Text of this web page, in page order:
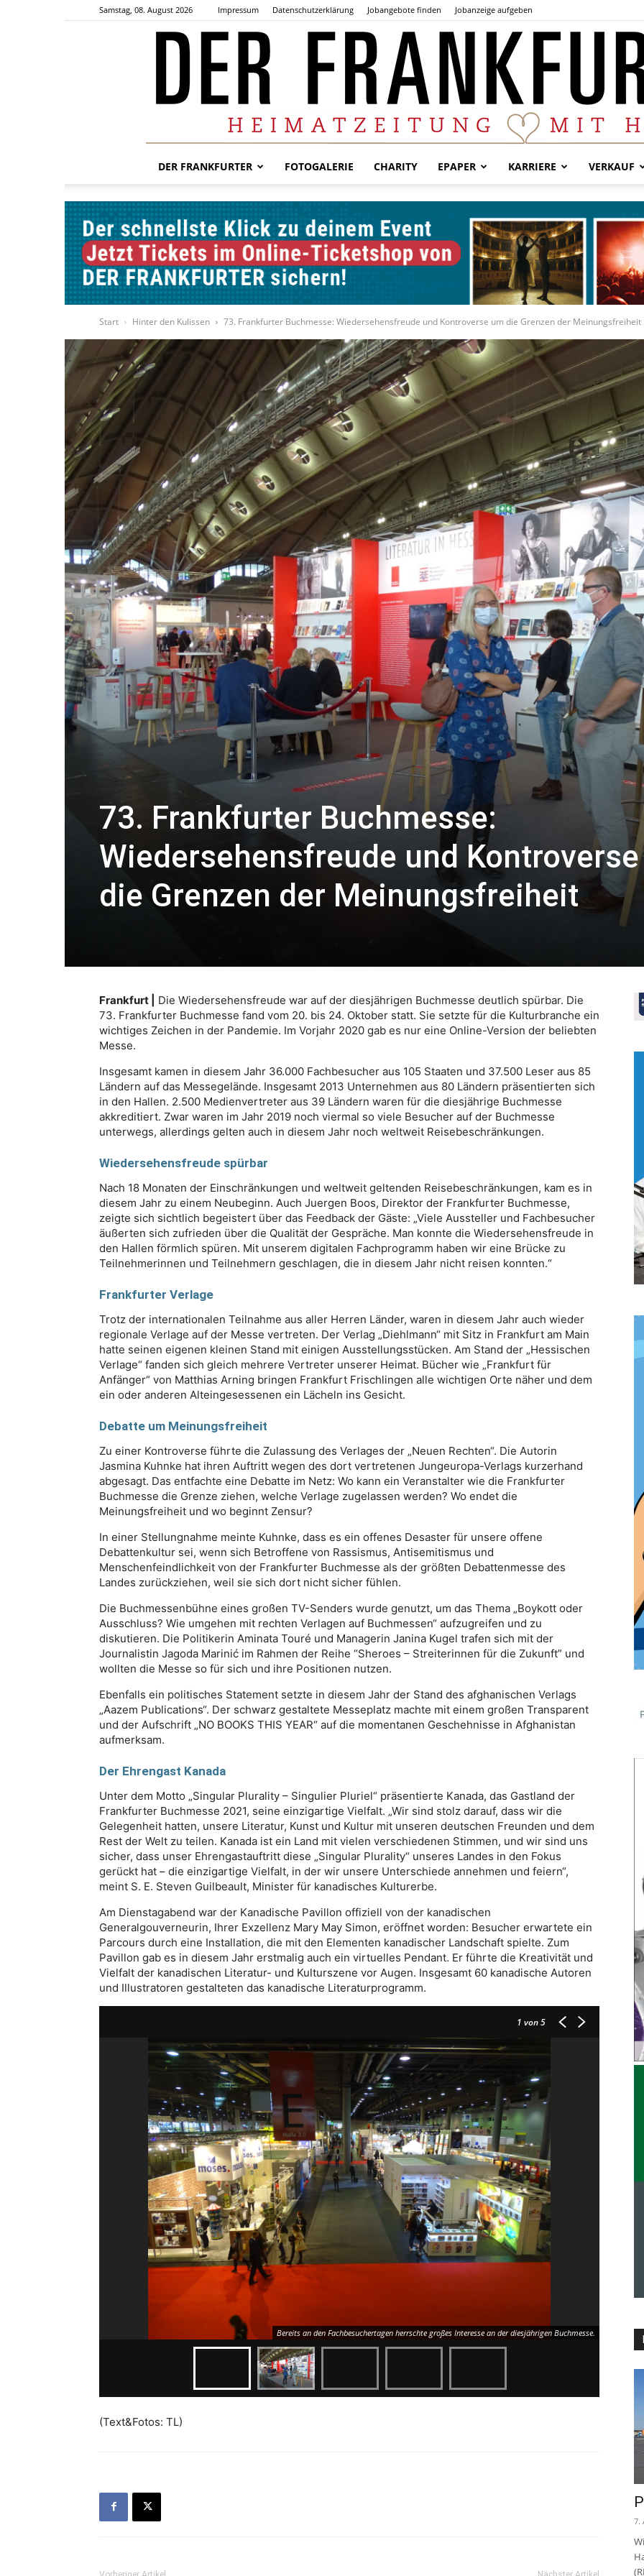
Samstag, 08. August 2026 Impressum Datenschutzerklärung Jobangebote finden Jobanzeige aufgeben
Frankfurter
DER FRANKFURTER FOTOGALERIE CHARITY EPAPER KARRIERE VERKAUF
Start Hinter den Kulissen 73. Frankfurter Buchmesse: Wiedersehensfreude und Kontroverse um die Grenzen der Meinungsfreiheit
73. Frankfurter Buchmesse:
Wiedersehensfreude und
die Grenzen der Meinungsfreiheit
Frankfurt |
Die Wiedersehensfreude war auf der diesjährigen Buchmesse deutlich spürbar. Die
73. Frankfurter Buchmesse fand vom 20. bis 24. Oktober statt. Sie setzte für die Kulturbranche ein
wichtiges Zeichen in der Pandemie. Im Vorjahr 2020 gab es nur eine Online-Version der beliebten
Messe.
Insgesamt kamen in diesem Jahr 36.000 Fachbesucher aus 105 Staaten und 37.500 Leser aus 85
Ländern auf das Messegelände. Insgesamt 2013 Unternehmen aus 80 Ländern präsentierten sich
in den Hallen. 2.500 Medienvertreter aus 39 Ländern waren für die diesjährige Buchmesse
akkreditiert. Zwar waren im Jahr 2019 noch viermal so viele Besucher auf der Buchmesse
unterwegs, allerdings gelten auch in diesem Jahr noch weltweit Reisebeschränkungen.
Wiedersehensfreude spürbar
Nach 18 Monaten der Einschränkungen und weltweit geltenden Reisebeschränkungen, kam es in
diesem Jahr zu einem Neubeginn. Auch Juergen Boos, Direktor der Frankfurter Buchmesse,
zeigte sich sichtlich begeistert über das Feedback der Gäste: „Viele Aussteller und Fachbesucher
äußerten sich zufrieden über die Qualität der Gespräche. Man konnte die Wiedersehensfreude in
den Hallen förmlich spüren. Mit unserem digitalen Fachprogramm haben wir eine Brücke zu
Teilnehmerinnen und Teilnehmern geschlagen, die in diesem Jahr nicht reisen konnten.“
Frankfurter Verlage
Trotz der internationalen Teilnahme aus aller Herren Länder, waren in diesem Jahr auch wieder
regionale Verlage auf der Messe vertreten. Der Verlag „Diehlmann“ mit Sitz in Frankfurt am Main
hatte seinen eigenen kleinen Stand mit einigen Ausstellungsstücken. Am Stand der „Hessischen
Verlage“ fanden sich gleich mehrere Vertreter unserer Heimat. Bücher wie „Frankfurt für
Anfänger“ von Matthias Arning bringen Frankfurt Frischlingen alle wichtigen Orte näher und dem
ein oder anderen Alteingesessenen ein Lächeln ins Gesicht.
Debatte um Meinungsfreiheit
Zu einer Kontroverse führte die Zulassung des Verlages der „Neuen Rechten“. Die Autorin
Jasmina Kuhnke hat ihren Auftritt wegen des dort vertretenen Jungeuropa-Verlags kurzerhand
abgesagt. Das entfachte eine Debatte im Netz: Wo kann ein Veranstalter wie die Frankfurter
Buchmesse die Grenze ziehen, welche Verlage zugelassen werden? Wo endet die
Meinungsfreiheit und wo beginnt Zensur?
In einer Stellungnahme meinte Kuhnke, dass es ein offenes Desaster für unsere offene
Debattenkultur sei, wenn sich Betroffene von Rassismus, Antisemitismus und
Menschenfeindlichkeit von der Frankfurter Buchmesse als der größten Debattenmesse des
Landes zurückziehen, weil sie sich dort nicht sicher fühlen.
Die Buchmessenbühne eines großen TV-Senders wurde genutzt, um das Thema „Boykott oder
Ausschluss? Wie umgehen mit rechten Verlagen auf Buchmessen“ aufzugreifen und zu
diskutieren. Die Politikerin Aminata Touré und Managerin Janina Kugel trafen sich mit der
Journalistin Jagoda Marinić im Rahmen der Reihe “Sheroes – Streiterinnen für die Zukunft” und
wollten die Messe so für sich und ihre Positionen nutzen.
Ebenfalls ein politisches Statement setzte in diesem Jahr der Stand des afghanischen Verlags
„Aazem Publications“. Der schwarz gestaltete Messeplatz machte mit einem großen Transparent
und der Aufschrift „NO BOOKS THIS YEAR“ auf die momentanen Geschehnisse in Afghanistan
aufmerksam.
Der Ehrengast Kanada
Unter dem Motto „Singular Plurality – Singulier Pluriel“ präsentierte Kanada, das Gastland der
Frankfurter Buchmesse 2021, seine einzigartige Vielfalt. „Wir sind stolz darauf, dass wir die
Gelegenheit hatten, unsere Literatur, Kunst und Kultur mit unseren deutschen Freunden und dem
Rest der Welt zu teilen. Kanada ist ein Land mit vielen verschiedenen Stimmen, und wir sind uns
sicher, dass unser Ehrengastauftritt diese „Singular Plurality“ unseres Landes in den Fokus
gerückt hat – die einzigartige Vielfalt, in der wir unsere Unterschiede annehmen und feiern“,
meint S. E. Steven Guilbeault, Minister für kanadisches Kulturerbe.
Am Dienstagabend war der Kanadische Pavillon offiziell von der kanadischen
Generalgouverneurin, Ihrer Exzellenz Mary May Simon, eröffnet worden: Besucher erwartete ein
Parcours durch eine Installation, die mit den Elementen kanadischer Landschaft spielte. Zum
Pavillon gab es in diesem Jahr erstmalig auch ein virtuelles Pendant. Er führte die Kreativität und
Vielfalt der kanadischen Literatur- und Kulturszene vor Augen. Insgesamt 60 kanadische Autoren
und Illustratoren gestalteten das kanadische Literaturprogramm.
1 von 5
Bereits an den Fachbesuchertagen herrschte großes Interesse an der diesjährigen Buchmesse.
(Text&Fotos: TL)
7.